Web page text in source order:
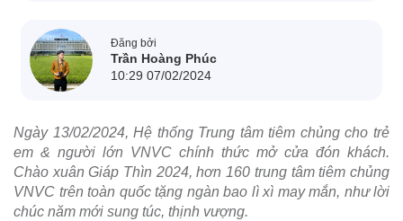
Đăng bởi
Trần Hoàng Phúc
10:29 07/02/2024
Ngày 13/02/2024, Hệ thống Trung tâm tiêm chủng cho trẻ
em & người lớn VNVC chính thức mở cửa đón khách.
Chào xuân Giáp Thìn 2024, hơn 160 trung tâm tiêm chủng
VNVC trên toàn quốc tặng ngàn bao lì xì may mắn, như lời
chúc năm mới sung túc, thịnh vượng.